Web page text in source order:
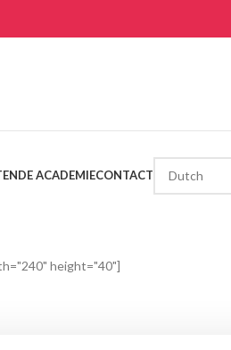
DE ACADEMIECONTACT
height="40"]